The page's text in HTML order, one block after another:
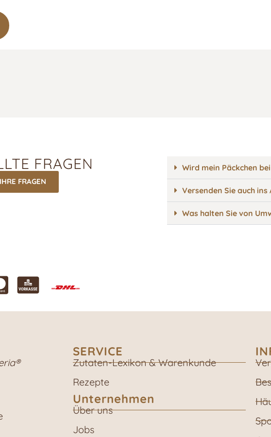
FRAGEN
FRAGEN
Wird mein Päckchen
Versenden Sie auch ins
Was halten Sie von
SERVICE
Zutaten-Lexikon & Warenkunde
Rezepte
Unternehmen
Über uns
Jobs